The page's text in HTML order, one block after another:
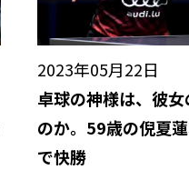
2023年05月22日
卓球の神様は、彼
のか。59歳の倪夏
で快勝